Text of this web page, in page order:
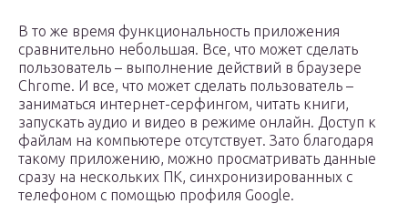
В то же время функциональность приложения
сравнительно небольшая. Все, что может сделать
пользователь – выполнение действий в браузере
Chrome. И все, что может сделать пользователь –
заниматься интернет-серфингом, читать книги,
запускать аудио и видео в режиме онлайн. Доступ к
файлам на компьютере отсутствует. Зато благодаря
такому приложению, можно просматривать данные
сразу на нескольких ПК, синхронизированных с
телефоном с помощью профиля Google.